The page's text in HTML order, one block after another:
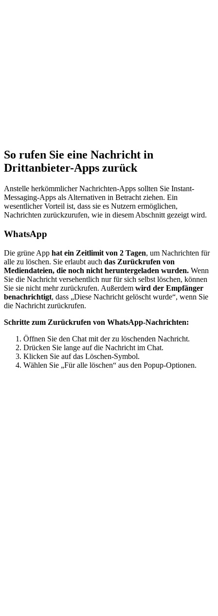
So rufen Sie eine Nachricht in
Drittanbieter-Apps zurück
Anstelle herkömmlicher Nachrichten-Apps sollten Sie Instant-
Messaging-Apps als Alternativen in Betracht ziehen. Ein
wesentlicher Vorteil ist, dass sie es Nutzern ermöglichen,
Nachrichten zurückzurufen, wie in diesem Abschnitt gezeigt wird.
WhatsApp
Die grüne App hat ein Zeitlimit von 2 Tagen, um Nachrichten für
alle zu löschen. Sie erlaubt auch das Zurückrufen von
Mediendateien, die noch nicht heruntergeladen wurden. Wenn
Sie die Nachricht versehentlich nur für sich selbst löschen, können
Sie sie nicht mehr zurückrufen. Außerdem wird der Empfänger
benachrichtigt, dass „Diese Nachricht gelöscht wurde“, wenn Sie
die Nachricht zurückrufen.
Schritte zum Zurückrufen von WhatsApp-Nachrichten:
Öffnen Sie den Chat mit der zu löschenden Nachricht.
Drücken Sie lange auf die Nachricht im Chat.
Klicken Sie auf das Löschen-Symbol.
Wählen Sie „Für alle löschen“ aus den Popup-Optionen.